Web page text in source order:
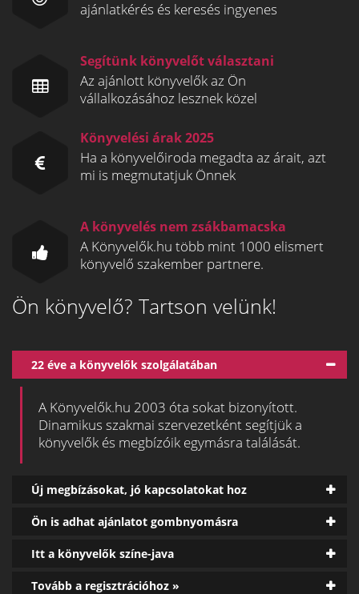
ajánlatkérés és keresés ingyenes
Segítünk könyvelőt választani
Az ajánlott könyvelők az Ön
vállalkozásához lesznek közel
Könyvelési árak 2025
Ha a könyvelőiroda megadta az árait, azt
mi is megmutatjuk Önnek
A könyvelés nem zsákbamacska
A Könyvelők.hu több mint 1000 elismert
könyvelő szakember partnere.
Ön könyvelő? Tartson velünk!
22 éve a könyvelők szolgálatában
A Könyvelők.hu 2003 óta sokat bizonyított.
Dinamikus szakmai szervezetként segítjük a
könyvelők és megbízóik egymásra találását.
Új megbízásokat, jó kapcsolatokat hoz
Ön is adhat ajánlatot gombnyomásra
Itt a könyvelők színe-java
Tovább a regisztrációhoz »